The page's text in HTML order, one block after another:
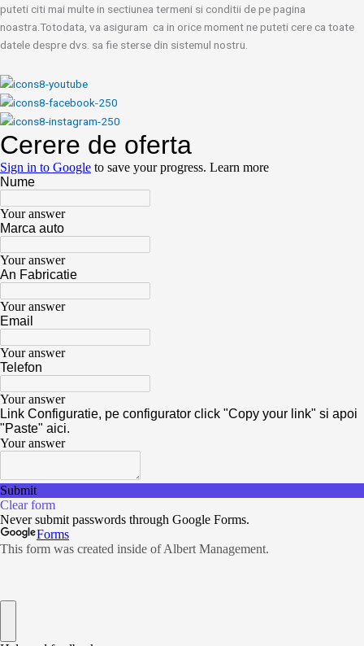
puteti citi mai multe in sectiunea termeni si conditii de pe pagina
noastra.Totodata, va asiguram ca in orice moment ne puteti cere ca toate
datele despre dvs. sa fie sterse din sistemul nostru.